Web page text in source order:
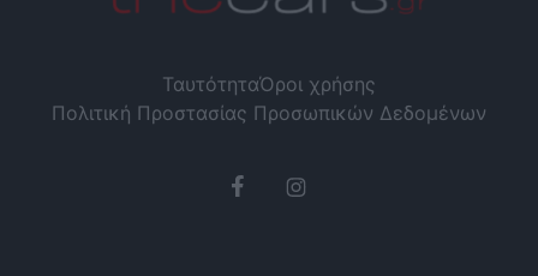
ΤαυτότηταΌροι χρήσης
Πολιτική Προστασίας Προσωπικών Δεδομένων